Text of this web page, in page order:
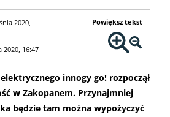
2020,
2020, 16:47
Powiększ tekst
innogy go! rozpoczął
w Zakopanem. Przynajmniej
będzie tam można wypożyczyć